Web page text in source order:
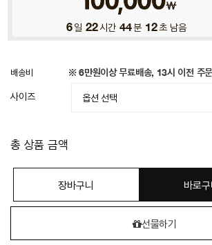
6일 22시간 44분 10초 남음
배송비 ※ 6만원이상 무료배송, 13시 이전 주
사이즈
총 상품 금액
장바구니 바로
선물하기